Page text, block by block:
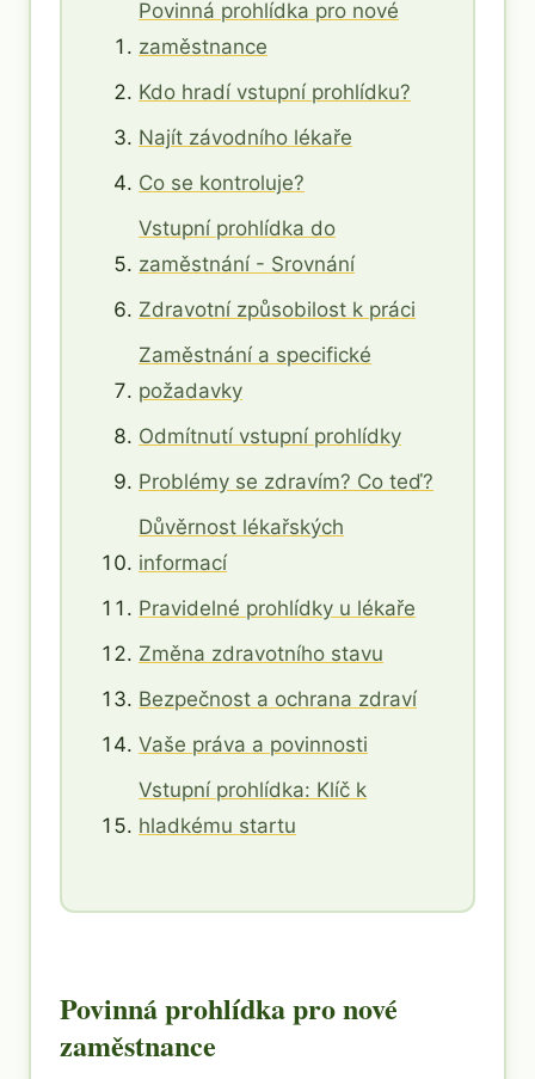
Povinná prohlídka pro nové
zaměstnance
Kdo hradí vstupní prohlídku?
Najít závodního lékaře
Co se kontroluje?
Vstupní prohlídka do
zaměstnání - Srovnání
Zdravotní způsobilost k práci
Zaměstnání a specifické
požadavky
Odmítnutí vstupní prohlídky
Problémy se zdravím? Co teď?
Důvěrnost lékařských
informací
Pravidelné prohlídky u lékaře
Změna zdravotního stavu
Bezpečnost a ochrana zdraví
Vaše práva a povinnosti
Vstupní prohlídka: Klíč k
hladkému startu
Povinná prohlídka pro nové
zaměstnance